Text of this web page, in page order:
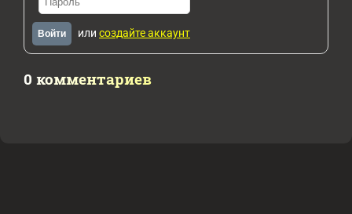
Войти или создайте аккаунт
0 комментариев